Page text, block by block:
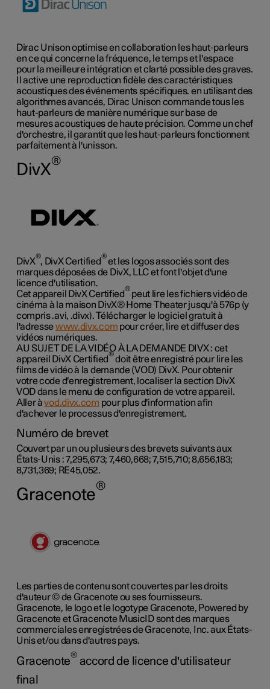
Dirac Unison optimise en collaboration les haut-parleurs
en ce qui concerne la fréquence, le temps et l'espace
pour la meilleure intégration et clarté possible des graves.
Il active une reproduction fidèle des caractéristiques
acoustiques des événements spécifiques. en utilisant des
algorithmes avancés, Dirac Unison commande tous les
haut-parleurs de manière numérique sur base de
mesures acoustiques de haute précision. Comme un chef
d'orchestre, il garantit que les haut-parleurs fonctionnent
parfaitement à l'unisson.
DivX
®
DivX
®
, DivX Certified
®
et les logos associés sont des
marques déposées de DivX, LLC et font l'objet d'une
licence d'utilisation.
Cet appareil DivX Certified
®
peut lire les fichiers vidéo de
cinéma à la maison DivX® Home Theater jusqu'à 576p (y
compris .avi, .divx). Télécharger le logiciel gratuit à
l'adressewww.divx.com pour créer, lire et diffuser des
vidéos numériques.
AU SUJET DE LA VIDÉO À LA DEMANDE DIVX : cet
appareil DivX Certified
®
doit être enregistré pour lire les
films de vidéo à la demande (VOD) DivX. Pour obtenir
votre code d'enregistrement, localiser la section DivX
VOD dans le menu de configuration de votre appareil.
Aller àvod.divx.com pour plus d'information afin
d'achever le processus d'enregistrement.
Numéro de brevet
Couvert par un ou plusieurs des brevets suivants aux
États-Unis : 7,295,673; 7,460,668; 7,515,710; 8,656,183;
8,731,369; RE45,052.
Gracenote
®
Les parties de contenu sont couvertes par les droits
d'auteur © de Gracenote ou ses fournisseurs.
Gracenote, le logo et le logotype Gracenote, Powered by
Gracenote et Gracenote MusicID sont des marques
commerciales enregistrées de Gracenote, Inc. aux États-
Unis et/ou dans d'autres pays.
Gracenote
®
accord de licence d'utilisateur
final